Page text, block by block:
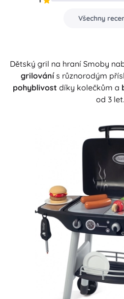
Všechny
Dětský gril na hraní Smoby
grilování s různorodým
pohyblivost díky kolečkům a
od 3 let.